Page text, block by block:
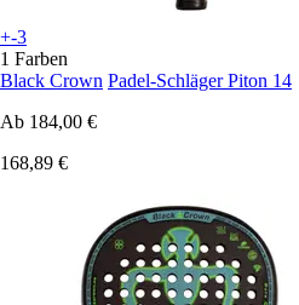
+-3
1 Farben
Black Crown Padel-Schläger Piton 14
Ab 184,00 €
168,89 €